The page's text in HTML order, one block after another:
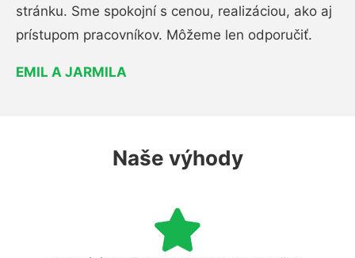
stránku. Sme spokojní s cenou, realizáciou, ako aj
prístupom pracovníkov. Môžeme len odporučiť.
EMIL A JARMILA
Naše výhody